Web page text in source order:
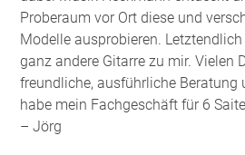
Proberaum vor Ort diese und
Modelle ausprobieren.
ganz andere Gitarre zu mir. Vielen
freundliche, ausführliche Beratung
habe mein Fachgeschäft für 6
– Jörg